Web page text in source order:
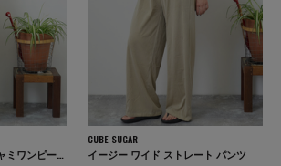
ドライタッチ シアー キャミワンピース
CUBE SUGAR
イージー ワイド ストレート パンツ